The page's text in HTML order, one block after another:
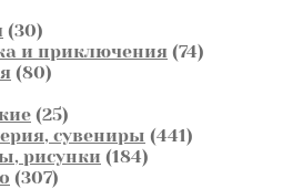
3030
товаров
и приключения 7474
8080
2525
товаров
сувениры 441441
рисунки 184184
307307